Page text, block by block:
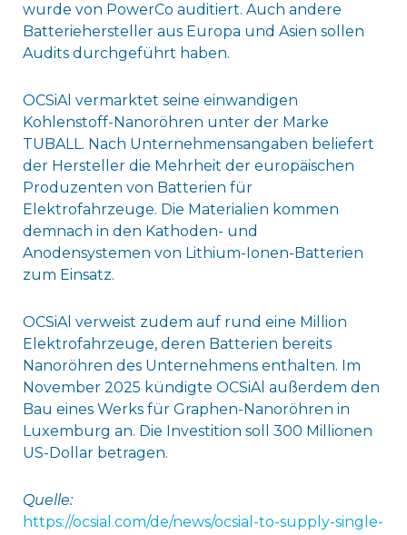
wurde von PowerCo auditiert. Auch andere
Batteriehersteller aus Europa und Asien sollen
Audits durchgeführt haben.
OCSiAl vermarktet seine einwandigen
Kohlenstoff-Nanoröhren unter der Marke
TUBALL. Nach Unternehmensangaben beliefert
der Hersteller die Mehrheit der europäischen
Produzenten von Batterien für
Elektrofahrzeuge. Die Materialien kommen
demnach in den Kathoden- und
Anodensystemen von Lithium-Ionen-Batterien
zum Einsatz.
OCSiAl verweist zudem auf rund eine Million
Elektrofahrzeuge, deren Batterien bereits
Nanoröhren des Unternehmens enthalten. Im
November 2025 kündigte OCSiAl außerdem den
Bau eines Werks für Graphen-Nanoröhren in
Luxemburg an. Die Investition soll 300 Millionen
US-Dollar betragen.
Quelle:
https://ocsial.com/de/news/ocsial-to-supply-single-